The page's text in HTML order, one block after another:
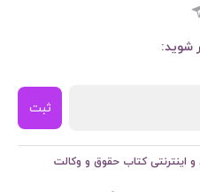
شوید:
ثبت
و اینترنتی کتاب حقوق و وکالت